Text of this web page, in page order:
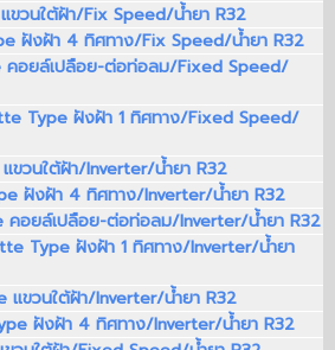
ขวนใต้ฝ้า/Fix Speed/น้ำยา R32
ฝังฝ้า 4 ทิศทาง/Fix Speed/น้ำยา R32
คอยล์เปลือย-ต่อท่อลม/Fixed Speed/
Type ฝังฝ้า 1 ทิศทาง/Fixed Speed/
ขวนใต้ฝ้า/Inverter/น้ำยา R32
ฝังฝ้า 4 ทิศทาง/Inverter/น้ำยา R32
คอยล์เปลือย-ต่อท่อลม/Inverter/น้ำยา R32
Type ฝังฝ้า 1 ทิศทาง/Inverter/น้ำยา
แขวนใต้ฝ้า/Inverter/น้ำยา R32
ฝังฝ้า 4 ทิศทาง/Inverter/น้ำยา R32